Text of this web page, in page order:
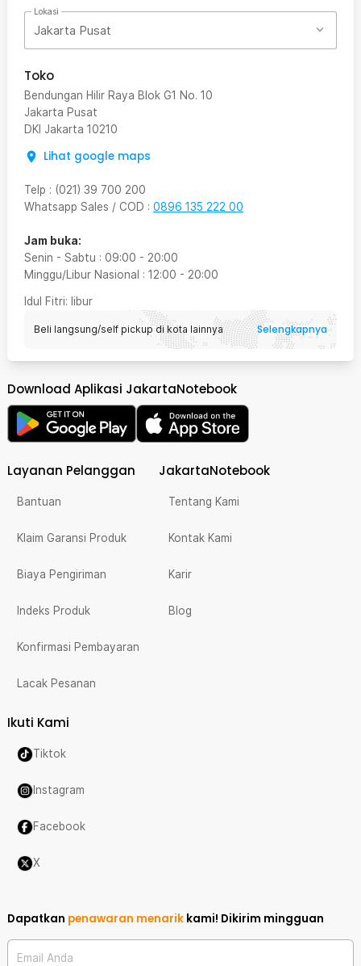
Lokasi
Jakarta Pusat
Toko
Bendungan Hilir Raya Blok G1 No. 10
Jakarta Pusat
DKI Jakarta 10210
Lihat google maps
Telp : (021) 39 700 200
Whatsapp Sales / COD : 0896 135 222 00
Jam buka:
Senin - Sabtu : 09:00 - 20:00
Minggu/Libur Nasional : 12:00 - 20:00
Idul Fitri: libur
Beli langsung/self pickup di kota lainnya Selengkapnya
Download Aplikasi JakartaNotebook
Layanan Pelanggan
Bantuan
Klaim Garansi Produk
Biaya Pengiriman
Indeks Produk
Konfirmasi Pembayaran
Lacak Pesanan
JakartaNotebook
Tentang Kami
Kontak Kami
Karir
Blog
Ikuti Kami
Tiktok
Instagram
Facebook
X
Dapatkan penawaran menarik kami! Dikirim mingguan
Email Anda